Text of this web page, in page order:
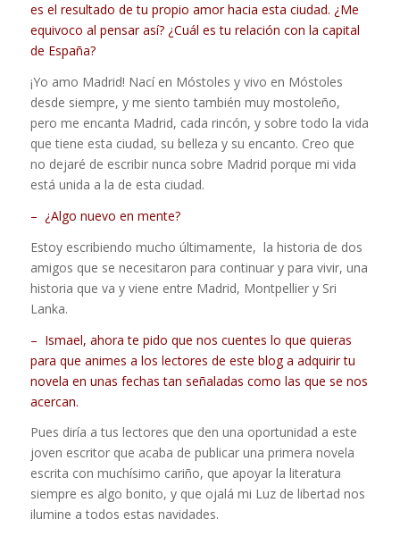
es el resultado de tu propio amor hacia esta ciudad. ¿Me
equivoco al pensar así? ¿Cuál es tu relación con la capital
de España?
¡Yo amo Madrid! Nací en Móstoles y vivo en Móstoles
desde siempre, y me siento también muy mostoleño,
pero me encanta Madrid, cada rincón, y sobre todo la vida
que tiene esta ciudad, su belleza y su encanto. Creo que
no dejaré de escribir nunca sobre Madrid porque mi vida
está unida a la de esta ciudad.
– ¿Algo nuevo en mente?
Estoy escribiendo mucho últimamente, la historia de dos
amigos que se necesitaron para continuar y para vivir, una
historia que va y viene entre Madrid, Montpellier y Sri
Lanka.
– Ismael, ahora te pido que nos cuentes lo que quieras
para que animes a los lectores de este blog a adquirir tu
novela en unas fechas tan señaladas como las que se nos
acercan.
Pues diría a tus lectores que den una oportunidad a este
joven escritor que acaba de publicar una primera novela
escrita con muchísimo cariño, que apoyar la literatura
siempre es algo bonito, y que ojalá mi Luz de libertad nos
ilumine a todos estas navidades.